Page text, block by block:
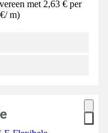
met 2,63 € per
/ m)